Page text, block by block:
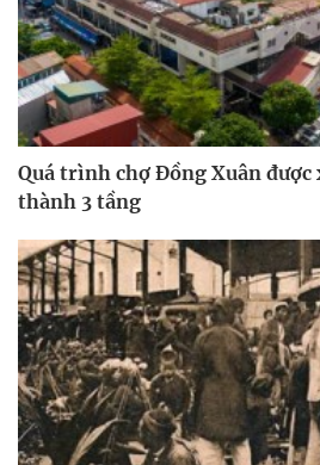
Quá trình chợ Đồng Xuân được
thành 3 tầng